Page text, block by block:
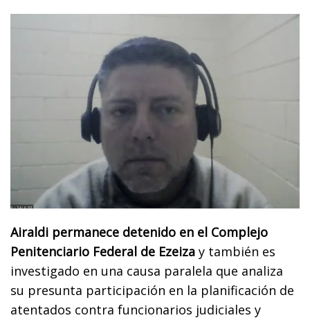
Airaldi permanece detenido en el Complejo
Penitenciario Federal de Ezeiza y también es
investigado en una causa paralela que analiza
su presunta participación en la planificación de
atentados contra funcionarios judiciales y